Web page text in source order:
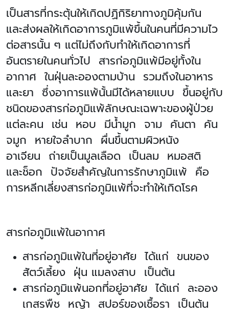
เป็นสารที่กระตุ้นให้เกิดปฏิกิริยาทางภูมิคุ้มกัน
และส่งผลให้เกิดอาการภูมิแพ้ขึ้นในคนที่มีความไว
ต่อสารนั้น ๆ แต่ไม่ถึงกับทำให้เกิดอาการที่
อันตรายในคนทั่วไป สารก่อภูมิแพ้มีอยู่ทั้งใน
อากาศ ในฝุ่นละอองตามบ้าน รวมถึงในอาหาร
และยา ซึ่งอาการแพ้นั้นมีได้หลายแบบ ขึ้นอยู่กับ
ชนิดของสารก่อภูมิแพ้ลักษณะเฉพาะของผู้ป่วย
แต่ละคน เช่น หอบ มีน้ำมูก จาม คันตา คัน
จมูก หายใจลำบาก ผื่นขึ้นตามผิวหนัง
อาเจียน ถ่ายเป็นมูลเลือด เป็นลม หมอสติ
และช็อก ปัจจัยสำคัญในการรักษาภูมิแพ้ คือ
การหลีกเลี่ยงสารก่อภูมิแพ้ที่จะทำให้เกิดโรค
สารก่อภูมิแพ้ในอากาศ
สารก่อภูมิแพ้ในที่อยู่อาศัย ได้แก่ ขนของ
สัตว์เลี้ยง ฝุ่น แมลงสาบ เป็นต้น
สารก่อภูมิแพ้นอกที่อยู่อาศัย ได้แก่ ละออง
เกสรพืช หญ้า สปอร์ของเชื้อรา เป็นต้น